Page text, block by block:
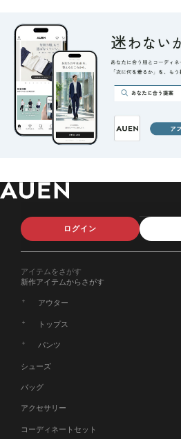
ログイン
アイテムをさがす
新作アイテムからさがす
アウター
トップス
パンツ
シューズ
バッグ
アクセサリー
コーディネートセット